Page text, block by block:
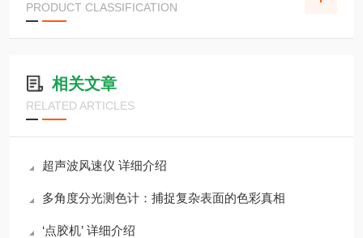
PRODUCT CLASSIFICATION
相关文章
RELATED ARTICLES
超声波风速仪 详细介绍
多角度分光测色计：捕捉复杂表面的色彩真相
‘点胶机’ 详细介绍